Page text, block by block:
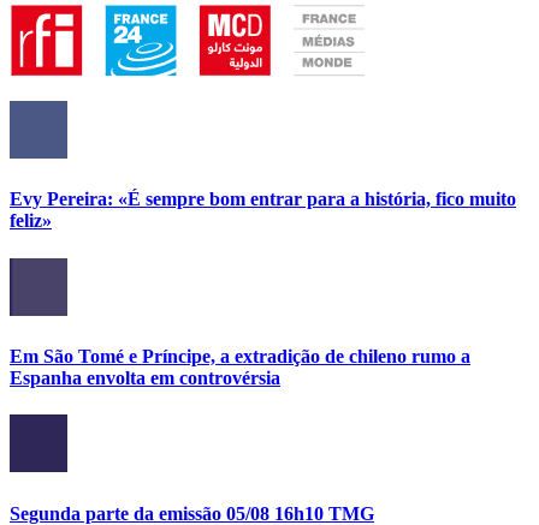
Evy Pereira: «É sempre bom entrar para a história, fico muito
feliz»
Em São Tomé e Príncipe, a extradição de chileno rumo a
Espanha envolta em controvérsia
Segunda parte da emissão 05/08 16h10 TMG